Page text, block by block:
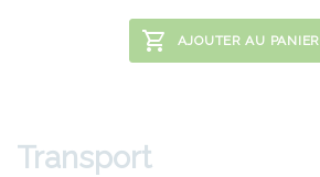
AJOUTER AU PANIER
Transport